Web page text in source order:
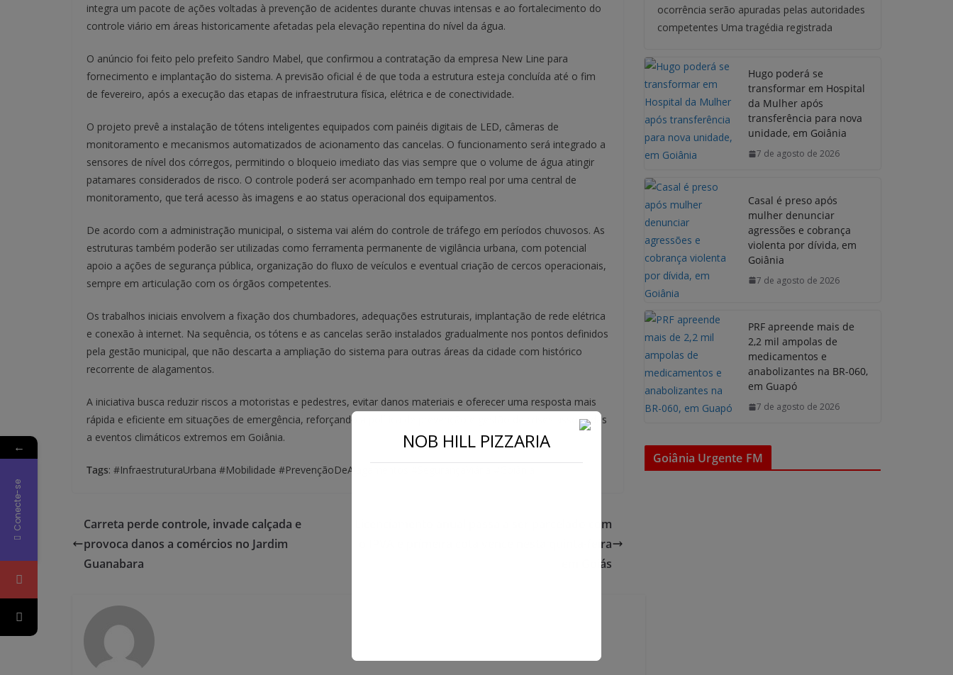
integra um pacote de ações voltadas à prevenção de acidentes durante chuvas intensas e ao fortalecimento do
controle viário em áreas historicamente afetadas pela elevação repentina do nível da água.
O anúncio foi feito pelo prefeito Sandro Mabel, que confirmou a contratação da empresa New Line para
fornecimento e implantação do sistema. A previsão oficial é de que toda a estrutura esteja concluída até o fim
de fevereiro, após a execução das etapas de infraestrutura física, elétrica e de conectividade.
O projeto prevê a instalação de tótens inteligentes equipados com painéis digitais de LED, câmeras de
monitoramento e mecanismos automatizados de acionamento das cancelas. O funcionamento será integrado a
sensores de nível dos córregos, permitindo o bloqueio imediato das vias sempre que o volume de água atingir
patamares considerados de risco. O controle poderá ser acompanhado em tempo real por uma central de
monitoramento, que terá acesso às imagens e ao status operacional dos equipamentos.
De acordo com a administração municipal, o sistema vai além do controle de tráfego em períodos chuvosos. As
estruturas também poderão ser utilizadas como ferramenta permanente de vigilância urbana, com potencial
apoio a ações de segurança pública, organização do fluxo de veículos e eventual criação de cercos operacionais,
sempre em articulação com os órgãos competentes.
Os trabalhos iniciais envolvem a fixação dos chumbadores, adequações estruturais, implantação de rede elétrica
e conexão à internet. Na sequência, os tótens e as cancelas serão instalados gradualmente nos pontos definidos
pela gestão municipal, que não descarta a ampliação do sistema para outras áreas da cidade com histórico
recorrente de alagamentos.
A iniciativa busca reduzir riscos a motoristas e pedestres, evitar danos materiais e oferecer uma resposta mais
rápida e eficiente em situações de emergência, reforçando a política de prevenção e gestão de crises associadas
a eventos climáticos extremos em Goiânia.
Tags: #InfraestruturaUrbana #Mobilidade #PrevençãoDeAlagamentos #SegurançaViária #Goiânia
Carreta perde controle, invade calçada e
provoca danos a comércios no Jardim
Guanabara
Licenciamento anual passa a ser parcelado com
o IPVA e primeira cota vence nesta quinta-feira
em Goiás
ocorrência serão apuradas pelas autoridades
competentes Uma tragédia registrada
Hugo poderá se
transformar em Hospital
da Mulher após
transferência para nova
unidade, em Goiânia
7 de agosto de 2026
Casal é preso após
mulher denunciar
agressões e cobrança
violenta por dívida, em
Goiânia
7 de agosto de 2026
PRF apreende mais de
2,2 mil ampolas de
medicamentos e
anabolizantes na BR-060,
em Guapó
7 de agosto de 2026
Goiânia Urgente FM
←
Conecte-se
NOB HILL PIZZARIA